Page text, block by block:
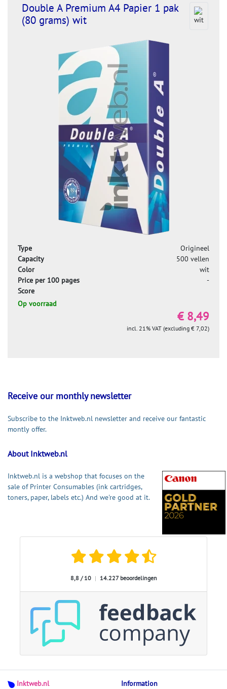
Double A Premium A4 Papier 1 pak
(80 grams) wit
Type
Origineel
Capacity
500 vellen
Color
wit
Price per 100 pages
-
Score
Op voorraad
€ 8,49
incl. 21% VAT (excluding € 7,02)
Receive our monthly newsletter
Subscribe to the Inktweb.nl newsletter and receive our fantastic
montly offer.
About Inktweb.nl
Inktweb.nl is a webshop that focuses on the
sale of Printer Consumables (ink cartridges,
toners, paper, labels etc.) And we're good at it.
8,8 / 10 | 14.227 beoordelingen
Inktweb.nl
Information